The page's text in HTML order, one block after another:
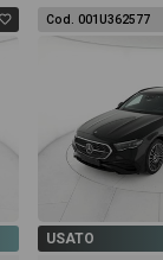
Cod. 001U362577
USATO